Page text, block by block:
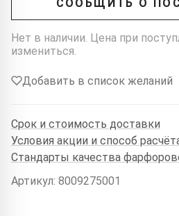
СООБЩИТЬ О
Нет в наличии. Цена при
измениться.
Добавить в список желаний
Срок и стоимость доставки
Условия акции и способ
Стандарты качества
Артикул: 8009275001